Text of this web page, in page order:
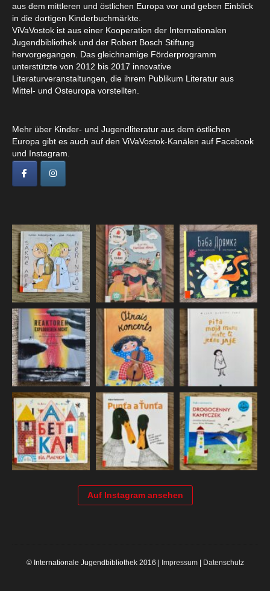
aus dem mittleren und östlichen Europa vor und geben Einblick
in die dortigen Kinderbuchmärkte.
ViVaVostok ist aus einer Kooperation der Internationalen
Jugendbibliothek und der Robert Bosch Stiftung
hervorgegangen. Das gleichnamige Förderprogramm
unterstützte von 2012 bis 2017 innovative
Literaturveranstaltungen, die ihrem Publikum Literatur aus
Mittel- und Osteuropa vorstellten.
Mehr über Kinder- und Jugendliteratur aus dem östlichen
Europa gibt es auch auf den ViVaVostok-Kanälen auf Facebook
und Instagram.
Auf Instagram ansehen
© Internationale Jugendbibliothek 2016 | Impressum| Datenschutz